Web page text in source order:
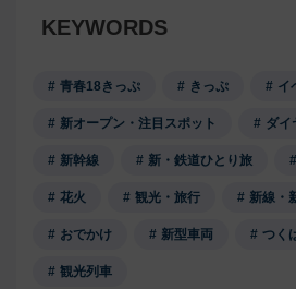
KEYWORDS
青春18きっぷ きっぷ イ
新オープン・注目スポット ダイ
新幹線 新・鉄道ひとり旅
花火 観光・旅行 新線・
おでかけ 新型車両 つく
観光列車